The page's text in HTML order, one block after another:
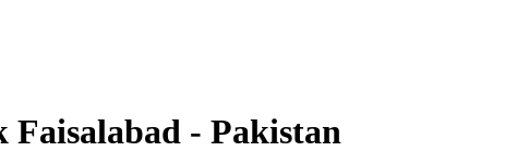
Faisalabad - Pakistan